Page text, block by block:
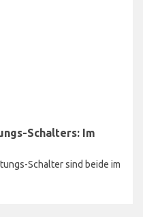
Schalters: Im
Schalter sind beide im